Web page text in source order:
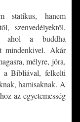
statikus, hanem
szenvedélyektől,
ahol a buddha
mindenkivel. Akár
mélyre, jóra,
a Bibliával, felkelti
hamisaknak. A
az egyetemesség